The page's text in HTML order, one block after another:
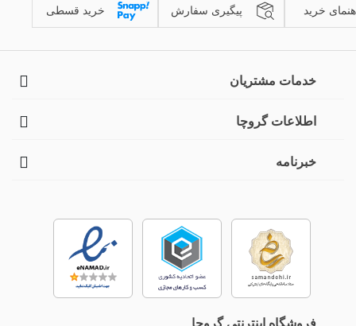
خرید پیگیری سفارش خرید قسطی
خدمات مشتریان
اطلاعات گروچا
خبرنامه
فروشگاه اینترنتی گروچا